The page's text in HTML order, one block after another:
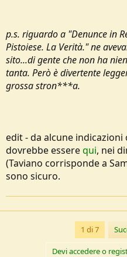
p.s. riguardo a "Denunce in
Pistoiese. La Verità." ne
sito...di gente che non ha
tanta. Però è divertente
grossa stron***a.
edit - da alcune indicazioni
dovrebbe esserequi, nei
(Taviano corrisponde a
sono sicuro.
1 di 7
Devi accedere o